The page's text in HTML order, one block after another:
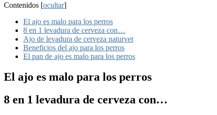
Contenidos [ocultar]
El ajo es malo para los perros
8 en 1 levadura de cerveza con…
Ajo de levadura de cerveza naturvet
Beneficios del ajo para los perros
El pan de ajo es malo para los perros
El ajo es malo para los perros
8 en 1 levadura de cerveza con…